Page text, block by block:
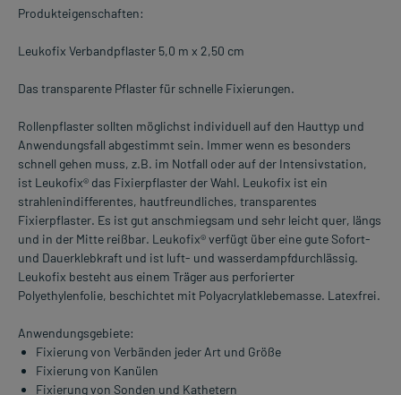
Produkteigenschaften:
Leukofix Verbandpflaster 5,0 m x 2,50 cm
Das transparente Pflaster für schnelle Fixierungen.
Rollenpflaster sollten möglichst individuell auf den Hauttyp und
Anwendungsfall abgestimmt sein. Immer wenn es besonders
schnell gehen muss, z.B. im Notfall oder auf der Intensivstation,
ist Leukofix® das Fixierpflaster der Wahl. Leukofix ist ein
strahlenindifferentes, hautfreundliches, transparentes
Fixierpflaster. Es ist gut anschmiegsam und sehr leicht quer, längs
und in der Mitte reißbar. Leukofix® verfügt über eine gute Sofort-
und Dauerklebkraft und ist luft- und wasserdampfdurchlässig.
Leukofix besteht aus einem Träger aus perforierter
Polyethylenfolie, beschichtet mit Polyacrylatklebemasse. Latexfrei.
Anwendungsgebiete:
Fixierung von Verbänden jeder Art und Größe
Fixierung von Kanülen
Fixierung von Sonden und Kathetern